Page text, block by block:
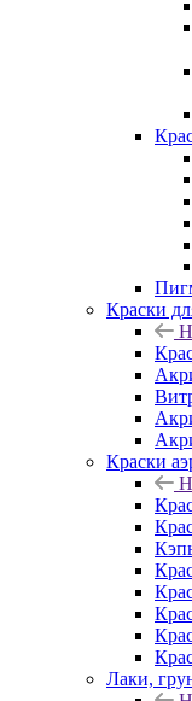
Краски
Краски
Лаки,